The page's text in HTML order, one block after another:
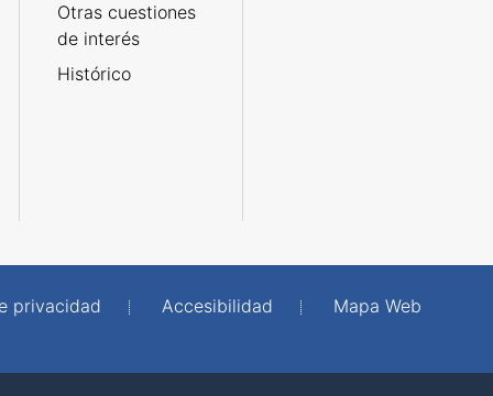
Otras cuestiones
de interés
Histórico
privacidad Accesibilidad
Mapa Web